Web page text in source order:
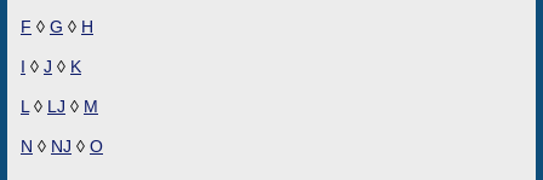
F ◊ G ◊ H
I ◊ J ◊ K
L ◊ LJ ◊ M
N ◊ NJ ◊ O